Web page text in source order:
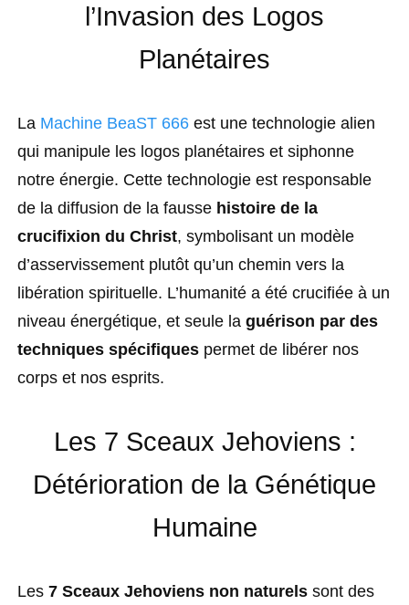
l’Invasion des Logos
Planétaires
La Machine BeaST 666 est une technologie alien
qui manipule les logos planétaires et siphonne
notre énergie. Cette technologie est responsable
de la diffusion de la fausse histoire de la
crucifixion du Christ, symbolisant un modèle
d’asservissement plutôt qu’un chemin vers la
libération spirituelle. L’humanité a été crucifiée à un
niveau énergétique, et seule la guérison par des
techniques spécifiques permet de libérer nos
corps et nos esprits.
Les 7 Sceaux Jehoviens :
Détérioration de la Génétique
Humaine
Les 7 Sceaux Jehoviens non naturels sont des